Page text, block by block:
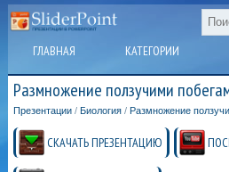
ГЛАВНАЯ КАТЕГОРИИ
Размножение ползучими
Презентации / Биология / Размножение
СКАЧАТЬ ПРЕЗЕНТАЦИЮ